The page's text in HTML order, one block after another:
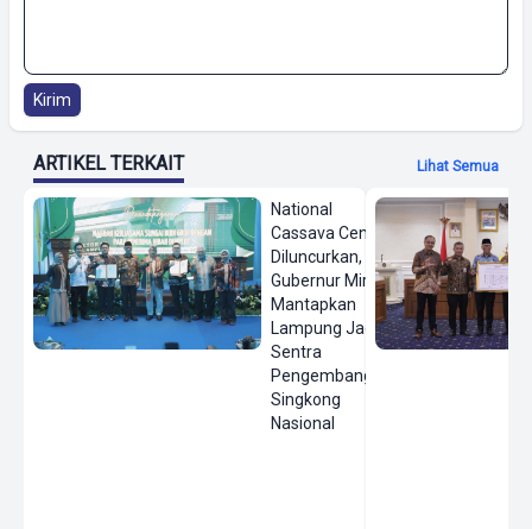
Kirim
ARTIKEL TERKAIT Lihat Semua
National
Cassava Center
Diluncurkan,
Gubernur Mirza
Mantapkan
Lampung Jadi
Sentra
Pengembangan
Singkong
Nasional